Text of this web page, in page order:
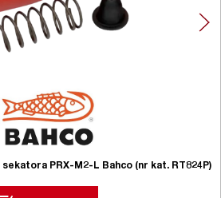
PRX-M2-L Bahco (nr kat. RT824P)